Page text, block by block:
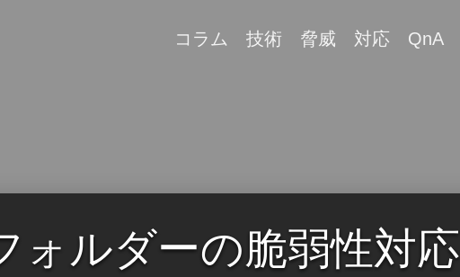
コラム 技術 脅威 対応 QnA
ォルダーの脆弱性対応